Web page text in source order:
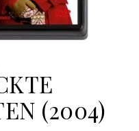
(2004)